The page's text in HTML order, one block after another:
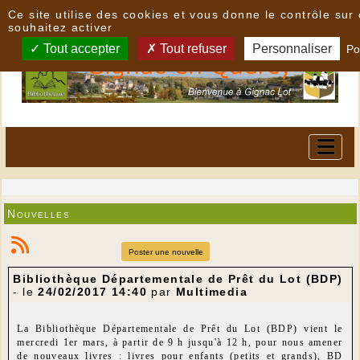
Nouvelles
Poster une nouvelle
Bibliothèque Départementale de Prêt du Lot (BDP)
- le24/02/2017 14:40 par Multimedia
La Bibliothèque Départementale de Prêt du Lot (BDP) vient le
mercredi 1er mars, à partir de 9 h jusqu'à 12 h, pour nous amener
de nouveaux livres : livres pour enfants (petits et grands), BD
Ce site utilise des cookies et vous donne le contrôle sur
souhaitez activer
Tout accepter Tout refuser Personnaliser